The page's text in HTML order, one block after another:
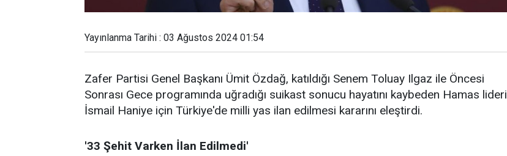
Yayınlanma Tarihi : 03 Ağustos 2024 01:54
Zafer Partisi Genel Başkanı Ümit Özdağ, katıldığı Senem Toluay Ilgaz ile Öncesi
Sonrası Gece programında uğradığı suikast sonucu hayatını kaybeden Hamas lideri
İsmail Haniye için Türkiye'de milli yas ilan edilmesi kararını eleştirdi.
'33 Şehit Varken İlan Edilmedi'